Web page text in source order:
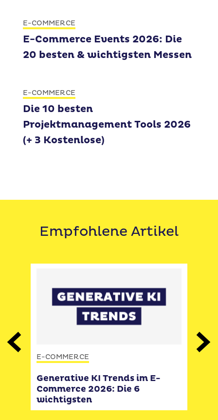
E-COMMERCE
E-Commerce Events 2026: Die
20 besten & wichtigsten Messen
E-COMMERCE
Die 10 besten
Projektmanagement Tools 2026
(+ 3 Kostenlose)
Empfohlene Artikel
Previous
E-COMMERCE
Generative KI Trends im E-
Commerce 2026: Die 6
wichtigsten
Next